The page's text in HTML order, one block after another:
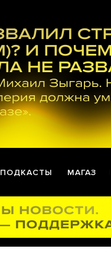
ПОДКАСТЫ МАГАЗ